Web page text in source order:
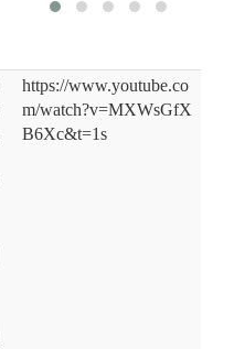
之基礎知識。
https://www.youtube.co
m/watch?v=MXWsGfX
B6Xc&t=1s